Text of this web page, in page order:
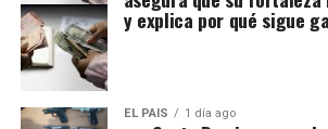
y explica por qué sigue
EL PAIS 1 día ago